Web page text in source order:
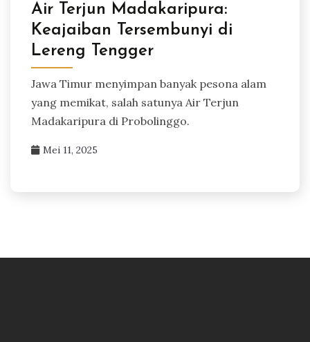
Air Terjun Madakaripura:
Keajaiban Tersembunyi di
Lereng Tengger
Jawa Timur menyimpan banyak pesona alam
yang memikat, salah satunya Air Terjun
Madakaripura di Probolinggo.
Mei 11, 2025